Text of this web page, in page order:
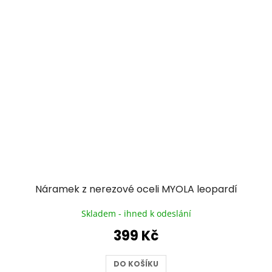
Náramek z nerezové oceli MYOLA leopardí
Skladem - ihned k odeslání
399 Kč
DO KOŠÍKU